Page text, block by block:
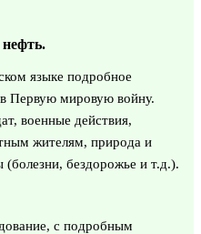
языке подробное
Первую мировую войну.
военные действия,
жителям, природа и
бездорожье и т.д.).
с подробным